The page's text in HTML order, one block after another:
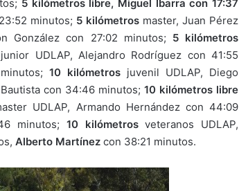
5 kilómetros libre, Miguel Ibarra con 17:37
23:52 minutos; 5 kilómetrosmaster, Juan Pérez
González con 27:02 minutos; 5 kilómetros
junior UDLAP, Alejandro Rodríguez con 41:55
10 kilómetros juvenil UDLAP, Diego
con 34:46 minutos;10 kilómetros libre
UDLAP, Armando Hernández con 44:09
minutos; 10 kilómetros veteranos UDLAP,
Alberto Martínez con 38:21 minutos.